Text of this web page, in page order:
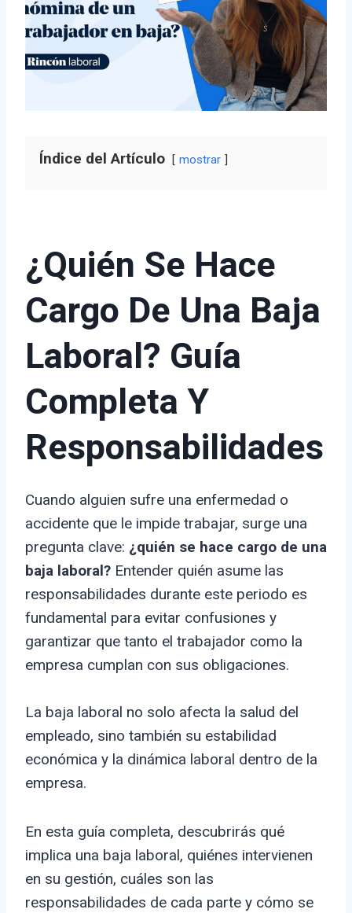
Índice del Artículo mostrar
¿Quién Se Hace
Cargo De Una Baja
Laboral? Guía
Completa Y
Responsabilidades
Cuando alguien sufre una enfermedad o
accidente que le impide trabajar, surge una
pregunta clave: ¿quién se hace cargo de una
baja laboral? Entender quién asume las
responsabilidades durante este periodo es
fundamental para evitar confusiones y
garantizar que tanto el trabajador como la
empresa cumplan con sus obligaciones.
La baja laboral no solo afecta la salud del
empleado, sino también su estabilidad
económica y la dinámica laboral dentro de la
empresa.
En esta guía completa, descubrirás qué
implica una baja laboral, quiénes intervienen
en su gestión, cuáles son las
responsabilidades de cada parte y cómo se